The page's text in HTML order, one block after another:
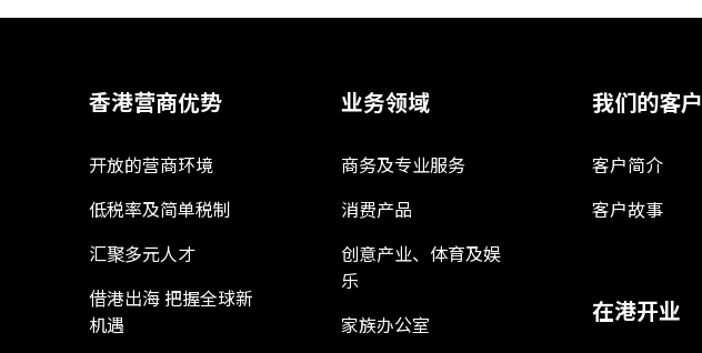
香港营商优势
开放的营商环境
低税率及简单税制
汇聚多元人才
借港出海 把握全球新
机遇
业务领域
商务及专业服务
消费产品
创意产业、体育及娱
乐
家族办公室
我们的客户
客户简介
客户故事
在港开业